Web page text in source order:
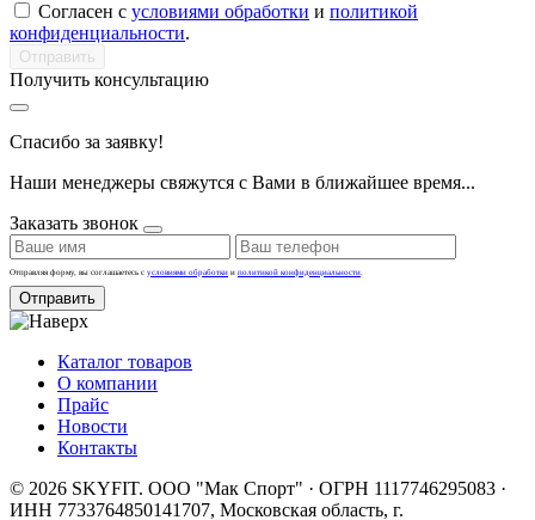
Согласен с условиями обработки и политикой
конфиденциальности.
Получить консультацию
Спасибо за заявку!
Наши менеджеры свяжутся с Вами в ближайшее время...
Заказать звонок
Отправляя форму, вы соглашаетесь с условиями обработки и политикой конфиденциальности.
Отправить
Каталог товаров
О компании
Прайс
Новости
Контакты
© 2026 SKYFIT. ООО "Мак Спорт" · ОГРН 1117746295083 ·
ИНН 7733764850141707, Московская область, г.